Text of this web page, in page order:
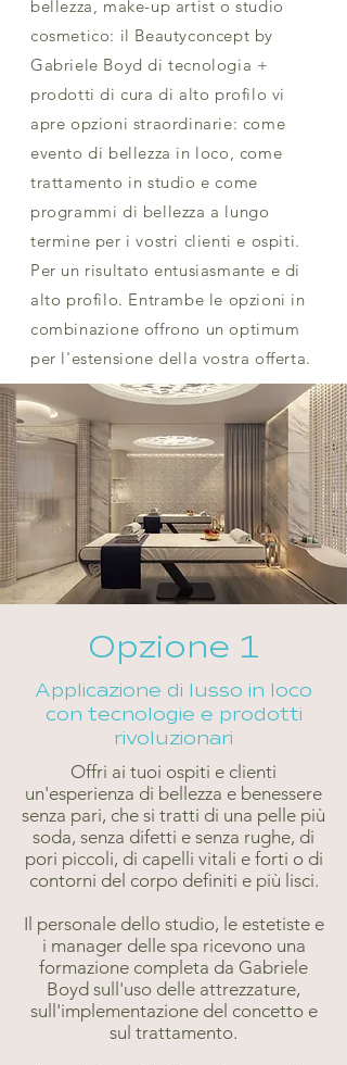
bellezza, make-up artist o studio
cosmetico: il Beautyconcept by
Gabriele Boyd di tecnologia +
prodotti di cura di alto profilo vi
apre opzioni straordinarie: come
evento di bellezza in loco, come
trattamento in studio e come
programmi di bellezza a lungo
termine per i vostri clienti e ospiti.
Per un risultato entusiasmante e di
alto profilo. Entrambe le opzioni in
combinazione offrono un optimum
per l'estensione della vostra offerta.
Opzione 1
Applicazione di lusso in loco
con tecnologie e prodotti
rivoluzionari
Offri ai tuoi ospiti e clienti
un'esperienza di bellezza e benessere
senza pari, che si tratti di una pelle più
soda, senza difetti e senza rughe, di
pori piccoli, di capelli vitali e forti o di
contorni del corpo definiti e più lisci.
Il personale dello studio, le estetiste e
i manager delle spa ricevono una
formazione completa da Gabriele
Boyd sull'uso delle attrezzature,
sull'implementazione del concetto e
sul trattamento.